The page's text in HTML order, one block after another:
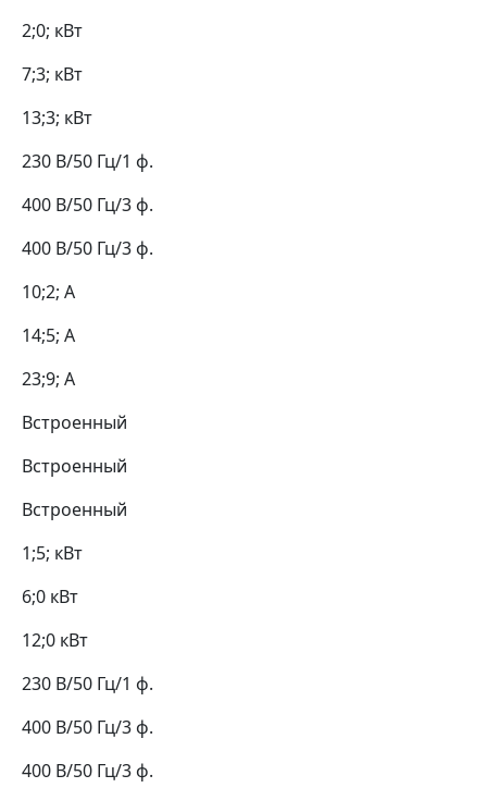
2;0; кВт
7;3; кВт
13;3; кВт
230 В/50 Гц/1 ф.
400 В/50 Гц/3 ф.
400 В/50 Гц/3 ф.
10;2; А
14;5; А
23;9; А
Встроенный
Встроенный
Встроенный
1;5; кВт
6;0 кВт
12;0 кВт
230 В/50 Гц/1 ф.
400 В/50 Гц/3 ф.
400 В/50 Гц/3 ф.